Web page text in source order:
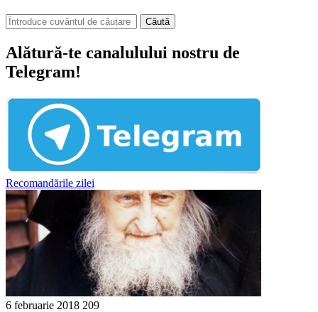
Căută
Alătură-te canalulului nostru de
Telegram!
Recomandările zilei
6 februarie 2018 209